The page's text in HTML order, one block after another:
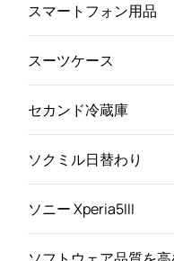
スマートフォン用品
スーツケース
セカンド冷蔵庫
ソクミル日替わり
ソニー Xperia5III